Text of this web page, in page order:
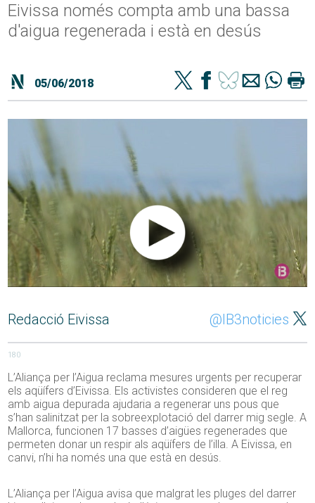
Eivissa només compta amb una bassa
d'aigua regenerada i està en desús
05/06/2018
Redacció Eivissa @IB3noticies
180
L’Aliança per l’Aigua reclama mesures urgents per recuperar
els aqüífers d’Eivissa. Els activistes consideren que el reg
amb aigua depurada ajudaria a regenerar uns pous que
s’han salinitzat per la sobreexplotació del darrer mig segle. A
Mallorca, funcionen 17 basses d’aigües regenerades que
permeten donar un respir als aqüífers de l’illa. A Eivissa, en
canvi, n’hi ha només una que està en desús.
L’Aliança per l’Aigua avisa que malgrat les pluges del darrer